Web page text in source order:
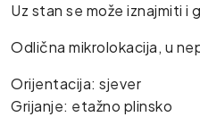
Uz stan se može iznajmiti
Odlična mikrolokacija, u
Orijentacija: sjever
Grijanje: etažno plinsko